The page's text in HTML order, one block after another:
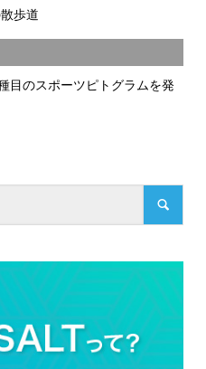
歩道
のスポーツピトグラムを発